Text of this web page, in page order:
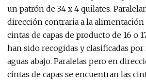
un patrón de 34 x 4 quilates.
dirección contraria a la
cintas de capas de producto de 16 o
han sido recogidas y clasificadas por
aguas abajo. Paralelas pero en
cintas de capas se encuentran las